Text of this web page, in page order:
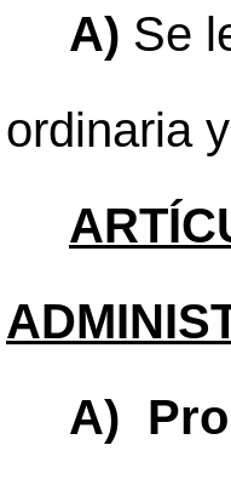
A) Se
ordinaria
A)